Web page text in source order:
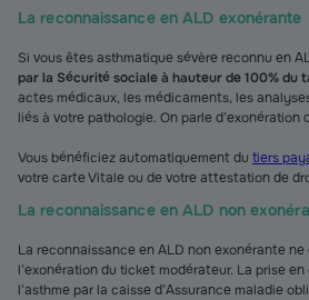
La reconnaissance en ALD exonérante
Si vous êtes asthmatique sévère reconnu en
par la Sécurité sociale à hauteur de 100% du
actes médicaux, les médicaments, les
liés à votre pathologie. On parle d’exonération
Vous bénéficiez automatiquement du tiers
votre carte Vitale ou de votre attestation de
La reconnaissance en ALD non
La reconnaissance en ALD non exonérante
l’exonération du ticket modérateur. La prise
l’asthme par la caisse d’Assurance maladie